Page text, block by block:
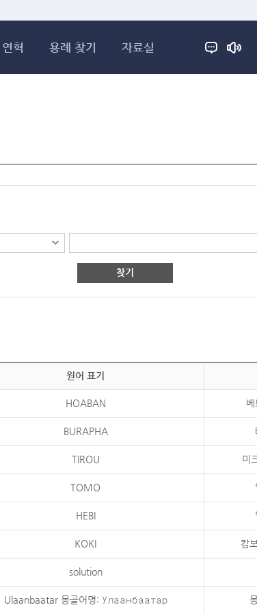
혁 용례 찾기 자료실
찾기
원어 표기
HOABAN
BURAPHA
TIROU
TOMO
HEBI
KOKI
solution
Ulaanbaatar 몽골어명: Улаанбаатар